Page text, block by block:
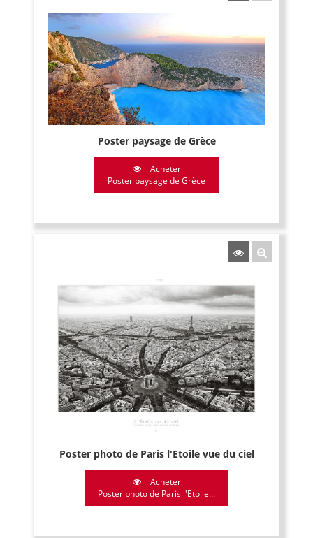
Poster paysage de Grèce
Acheter
Poster paysage de Grèce
Poster photo de Paris l'Etoile vue du ciel
Acheter
Poster photo de Paris l'Etoile...